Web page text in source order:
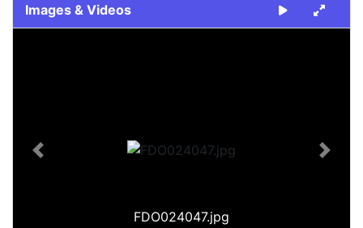
Images & Videos
FDO024047.jpg
Previous Next